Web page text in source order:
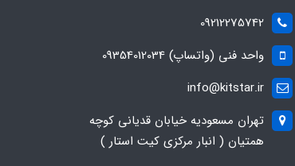
09212275742
واحد فنی (واتساپ) 09354012034
info@kitstar.ir
تهران مسعودیه خیابان قدیانی کوچه
همتیان ( انبار مرکزی کیت استار )